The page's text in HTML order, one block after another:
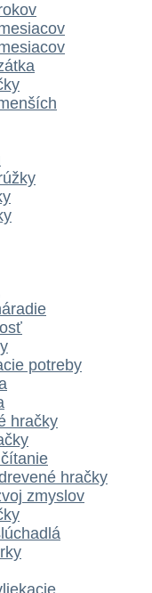
potreby
hračky
hračky
zmyslov